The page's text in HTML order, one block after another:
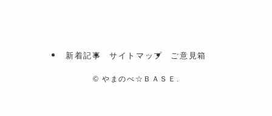
新着記事 サイトマップ ご意見箱
© やまのべ☆ＢＡＳＥ.